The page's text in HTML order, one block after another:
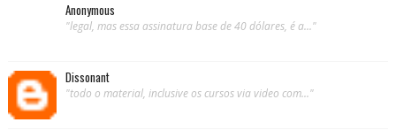
Anonymous
"legal, mas essa assinatura base de 40 dólares, é a..."
Dissonant
"todo o material, inclusive os cursos via video com..."